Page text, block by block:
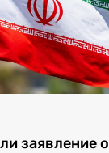
заявление о